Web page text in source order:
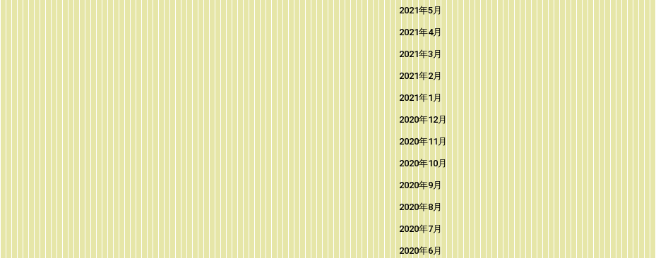
2021年5月
2021年4月
2021年3月
2021年2月
2021年1月
2020年12月
2020年11月
2020年10月
2020年9月
2020年8月
2020年7月
2020年6月